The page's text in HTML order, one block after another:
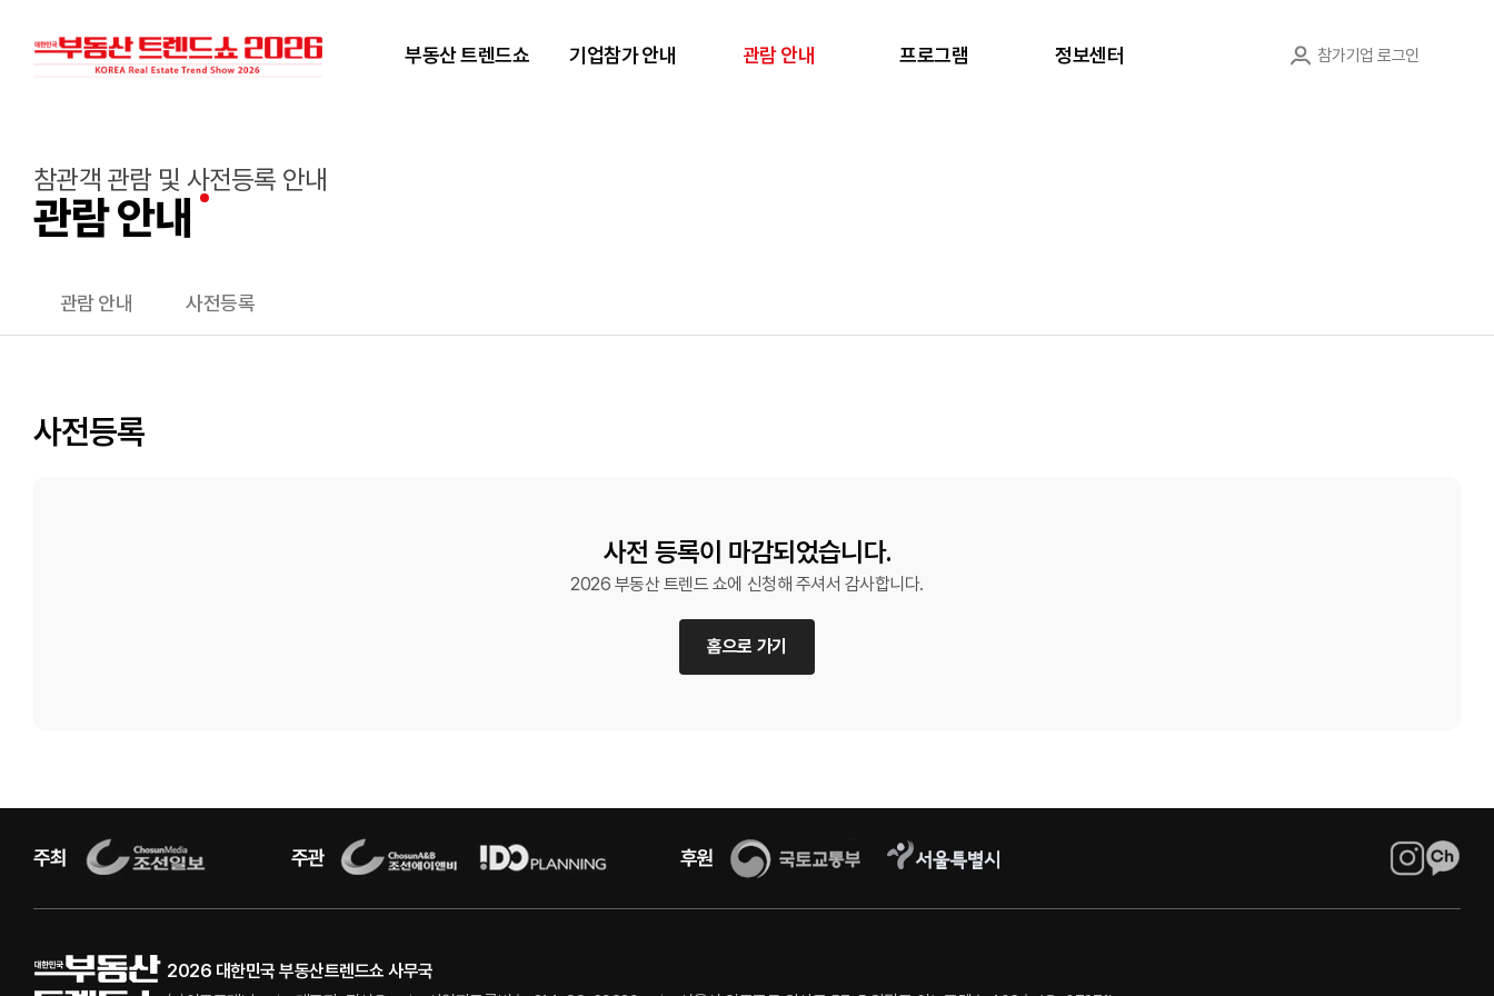
부동산 트렌드쇼 기업참가 안내 관람 안내 프로그램 정보센터 참가기업 로그인
참관객 관람 및 사전등록 안내
관람 안내
관람 안내 사전등록
사전등록
사전 등록이 마감되었습니다.
2026 부동산 트렌드 쇼에 신청해 주셔서 감사합니다.
홈으로 가기
2026 대한민국 부동산트렌드쇼 사무국